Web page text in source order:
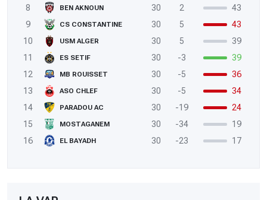
8
BEN AKNOUN 30 2
43
9
CS CONSTANTINE 30 5
43
10
USM ALGER 30 5
39
11
ES SETIF 30 -3
39
12
MB ROUISSET 30 -5
36
13
ASO CHLEF 30 -5
34
14
PARADOU AC 30 -19
24
15
MOSTAGANEM 30 -34
19
16
EL BAYADH 30 -23 17